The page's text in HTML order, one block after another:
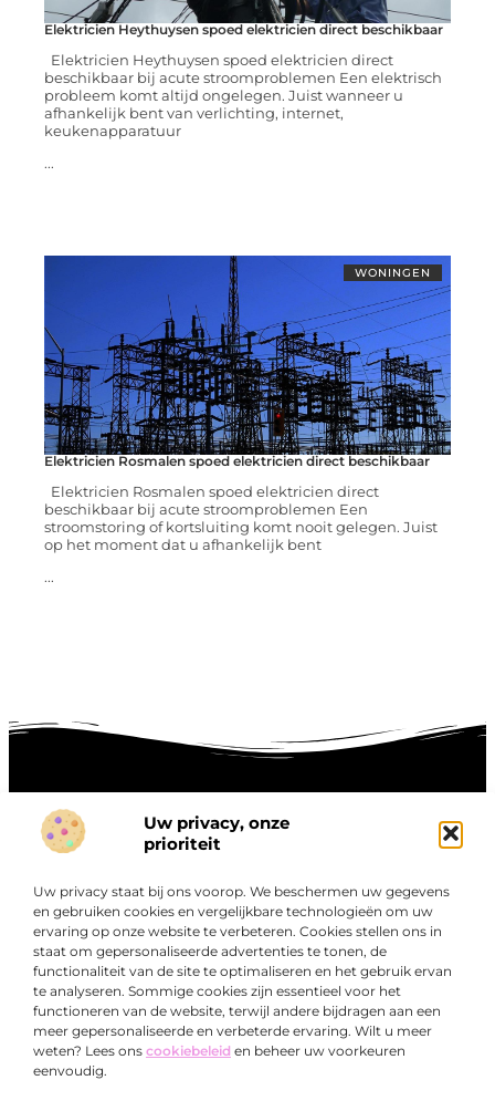
Uw privacy, onze
prioriteit
Uw privacy staat bij ons voorop. We beschermen uw gegevens
en gebruiken cookies en vergelijkbare technologieën om uw
ervaring op onze website te verbeteren. Cookies stellen ons in
staat om gepersonaliseerde advertenties te tonen, de
functionaliteit van de site te optimaliseren en het gebruik ervan
te analyseren. Sommige cookies zijn essentieel voor het
functioneren van de website, terwijl andere bijdragen aan een
meer gepersonaliseerde en verbeterde ervaring. Wilt u meer
weten? Lees ons cookiebeleid en beheer uw voorkeuren
eenvoudig.
Elektricien Heythuysen spoed elektricien direct beschikbaar
Elektricien Heythuysen spoed elektricien direct
beschikbaar bij acute stroomproblemen Een elektrisch
probleem komt altijd ongelegen. Juist wanneer u
afhankelijk bent van verlichting, internet,
keukenapparatuur
...
WONINGEN
Elektricien Rosmalen spoed elektricien direct beschikbaar
Elektricien Rosmalen spoed elektricien direct
beschikbaar bij acute stroomproblemen Een
stroomstoring of kortsluiting komt nooit gelegen. Juist
op het moment dat u afhankelijk bent
...
Over
Bedrijf
“Ontdek een wereld van boeiende blogs en artikelen die
je zowel inspireren als informeren.”
Bij Exclusiefbedrijf.nl draait alles om het leveren van
kwalitatieve inzichten en verhalen die jouw dagelijks leven
verrijken en je uitdagen om verder te denken.
Onze informatie